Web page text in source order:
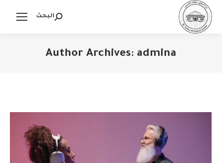
Search:
البحث
Author Archives: admina